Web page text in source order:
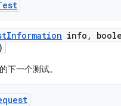
Information info ,
下一个测试。